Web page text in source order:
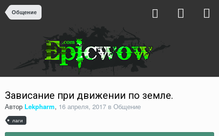
Общение
Зависание при движении по земле.
Автор Lekpharm, 16 апреля, 2017 в Общение
лаги